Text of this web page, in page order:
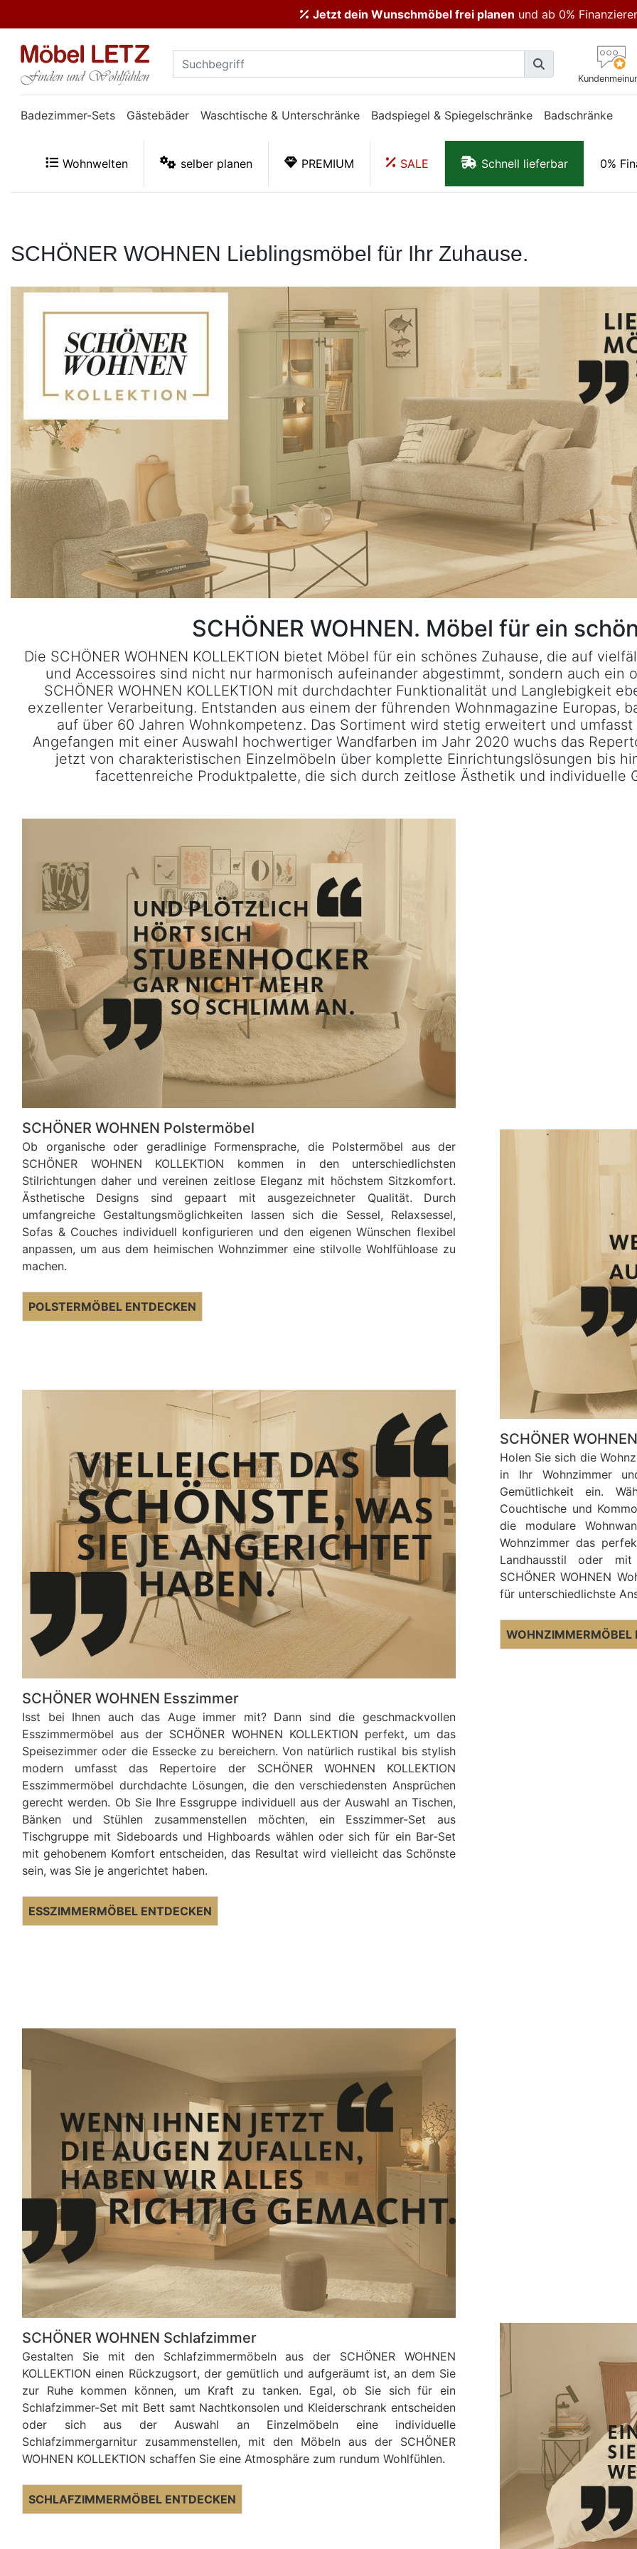
Jetzt dein Wunschmöbel frei planen und ab 0%
Badezimmer-Sets Gästebäder Waschtische & Unterschränke Badspiegel & Spiegelschränke Badschränke
Wohnwelten selber planen PREMIUM SALE Schnell lieferbar 0%
SCHÖNER WOHNEN Lieblingsmöbel für Ihr Zuhause.
SCHÖNER WOHNEN. Möbel für ein
Die SCHÖNER WOHNEN KOLLEKTION bietet Möbel für ein schönes Zuhause, die auf
und Accessoires sind nicht nur harmonisch aufeinander abgestimmt, sondern auch ein
SCHÖNER WOHNEN KOLLEKTION mit durchdachter Funktionalität und Langlebigkeit
exzellenter Verarbeitung. Entstanden aus einem der führenden Wohnmagazine Europas,
auf über 60 Jahren Wohnkompetenz. Das Sortiment wird stetig erweitert und
Angefangen mit einer Auswahl hochwertiger Wandfarben im Jahr 2020 wuchs das
jetzt von charakteristischen Einzelmöbeln über komplette Einrichtungslösungen bis
facettenreiche Produktpalette, die sich durch zeitlose Ästhetik und individuelle
SCHÖNER WOHNEN Polstermöbel
Ob organische oder geradlinige Formensprache, die Polstermöbel aus der
SCHÖNER WOHNEN KOLLEKTION kommen in den unterschiedlichsten
Stilrichtungen daher und vereinen zeitlose Eleganz mit höchstem Sitzkomfort.
Ästhetische Designs sind gepaart mit ausgezeichneter Qualität. Durch
umfangreiche Gestaltungsmöglichkeiten lassen sich die Sessel, Relaxsessel,
Sofas & Couches individuell konfigurieren und den eigenen Wünschen flexibel
anpassen, um aus dem heimischen Wohnzimmer eine stilvolle Wohlfühloase zu
machen.
POLSTERMÖBEL ENTDECKEN
SCHÖNER WOHNEN Esszimmer
Isst bei Ihnen auch das Auge immer mit? Dann sind die geschmackvollen
Esszimmermöbel aus der SCHÖNER WOHNEN KOLLEKTION perfekt, um das
Speisezimmer oder die Essecke zu bereichern. Von natürlich rustikal bis stylish
modern umfasst das Repertoire der SCHÖNER WOHNEN KOLLEKTION
Esszimmermöbel durchdachte Lösungen, die den verschiedensten Ansprüchen
gerecht werden. Ob Sie Ihre Essgruppe individuell aus der Auswahl an Tischen,
Bänken und Stühlen zusammenstellen möchten, ein Esszimmer-Set aus
Tischgruppe mit Sideboards und Highboards wählen oder sich für ein Bar-Set
mit gehobenem Komfort entscheiden, das Resultat wird vielleicht das Schönste
sein, was Sie je angerichtet haben.
ESSZIMMERMÖBEL ENTDECKEN
SCHÖNER
Holen Sie sich die
in Ihr Wohnzimmer
Gemütlichkeit ein.
Couchtische und
die modulare
Wohnzimmer das
Landhausstil oder
SCHÖNER WOHNEN
für unterschiedlichste
WOHNZIMMERMÖBEL
SCHÖNER WOHNEN Schlafzimmer
Gestalten Sie mit den Schlafzimmermöbeln aus der SCHÖNER WOHNEN
KOLLEKTION einen Rückzugsort, der gemütlich und aufgeräumt ist, an dem Sie
zur Ruhe kommen können, um Kraft zu tanken. Egal, ob Sie sich für ein
Schlafzimmer-Set mit Bett samt Nachtkonsolen und Kleiderschrank entscheiden
oder sich aus der Auswahl an Einzelmöbeln eine individuelle
Schlafzimmergarnitur zusammenstellen, mit den Möbeln aus der SCHÖNER
WOHNEN KOLLEKTION schaffen Sie eine Atmosphäre zum rundum Wohlfühlen.
SCHLAFZIMMERMÖBEL ENTDECKEN
Kundenmeinungen
Schnell
Polsterplaner
Finanzierung
Markenwelt
Deals
Badezimmer-
Waschtische
&
Unterschränke
Badspiegel
Spiegelschränke